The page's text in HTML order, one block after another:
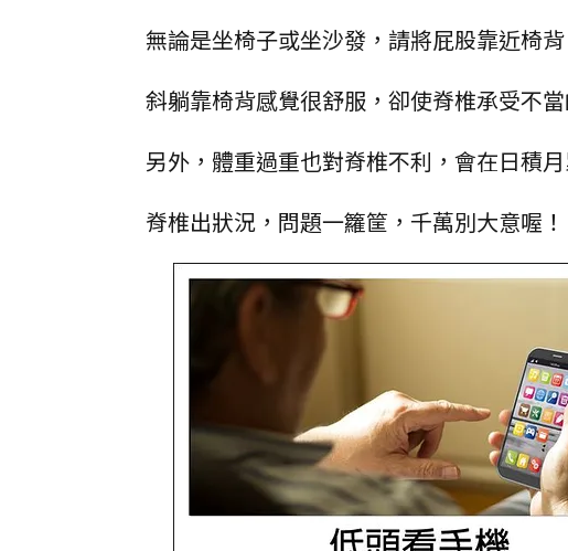
無論是坐椅子或坐沙發，請將屁股靠近椅
斜躺靠椅背感覺很舒服，卻使脊椎承受不
另外，體重過重也對脊椎不利，會在日積
脊椎出狀況，問題一籮筐，千萬別大意喔！